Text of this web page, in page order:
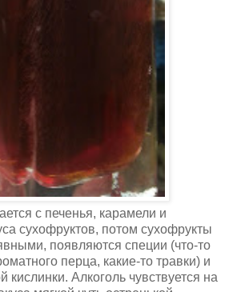
с печенья, карамели и
сухофруктов, потом сухофрукты
появляются специи (что-то
перца, какие-то травки) и
кислинки. Алкоголь чувствуется на